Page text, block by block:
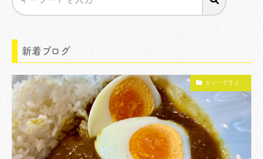
新着ブログ
カレーですよ。